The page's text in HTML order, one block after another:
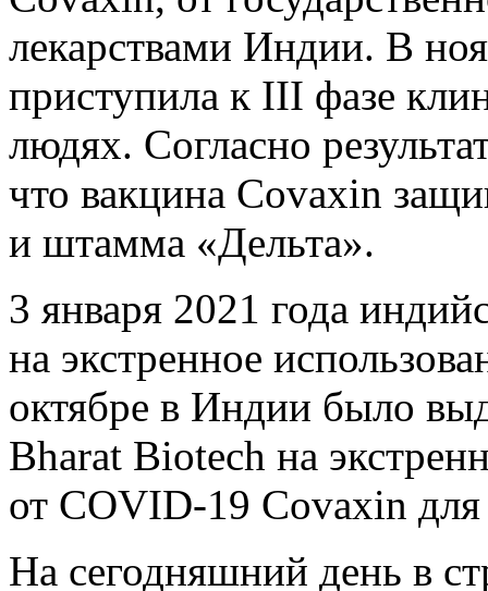
лекарствами Индии. В
приступила к III фазе
людях. Согласно
что вакцина Covaxin
и штамма «Дельта».
3 января 2021 года
на экстренное
октябре в Индии было
Bharat Biotech на
от COVID-19 Covaxin для
На сегодняшний день в